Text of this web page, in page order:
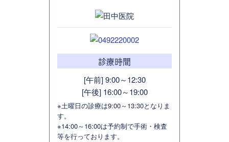
診療時間
[午前] 9:00～12:30
[午後] 16:00～19:00
※土曜日の診療は9:00～13:30となりま
す。
※14:00～16:00は予約制で手術・検査
等を行っております。